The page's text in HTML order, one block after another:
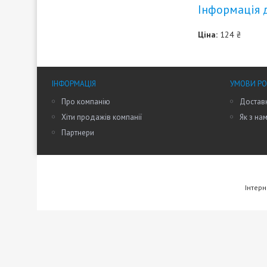
Інформація
Ціна: 124 ₴
ІНФОРМАЦІЯ
Про компанію
Хіти продажів компанії
Партнери
УМОВИ
Як з